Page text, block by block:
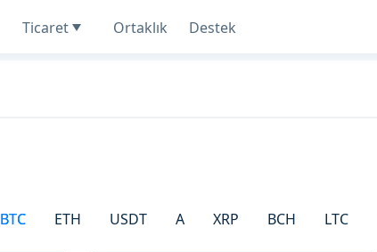
Ticaret Ortaklık Destek
BTC ETH USDT A XRP BCH LTC